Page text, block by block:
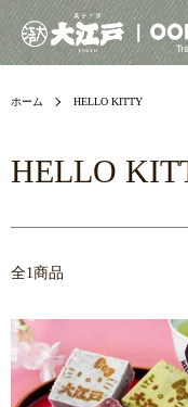
ホーム HELLO KITTY
HELLO
全1商品